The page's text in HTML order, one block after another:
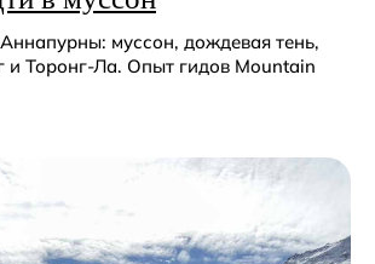
муссон, дождевая тень,
и Торонг-Ла. Опыт гидов Mountain